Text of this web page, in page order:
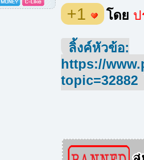
+1 โดย ป
ลิ้งค์หัวข้อ:
https://
topic=32882